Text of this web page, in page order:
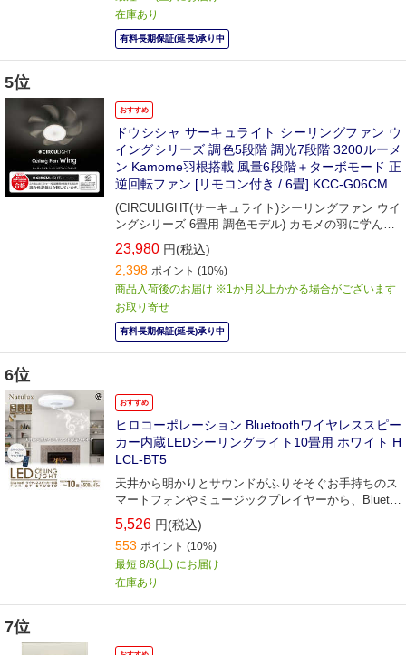
在庫あり
有料長期保証(延長)承り中
5位
おすすめ
ドウシシャ サーキュライト シーリングファン ウ
イングシリーズ 調色5段階 調光7段階 3200ルーメ
ン Kamome羽根搭載 風量6段階＋ターボモード 正
逆回転ファン [リモコン付き / 6畳] KCC-G06CM
(CIRCULIGHT(サーキュライト)シーリングファン ウイ
ングシリーズ 6畳用 調色モデル) カモメの羽に学んだ
「Kamomefan」の技術を採用。
23,980 円(税込)
2,398 ポイント (10%)
商品入荷後のお届け ※1か月以上かかる場合がございます
お取り寄せ
有料長期保証(延長)承り中
6位
おすすめ
ヒロコーポレーション Bluetoothワイヤレススピー
カー内蔵LEDシーリングライト10畳用 ホワイト H
LCL-BT5
天井から明かりとサウンドがふりそそぐお手持ちのス
マートフォンやミュージックプレイヤーから、Blueto
othで接続して、手軽に音楽を再生できます。
5,526 円(税込)
553 ポイント (10%)
最短 8/8(土) にお届け
在庫あり
7位